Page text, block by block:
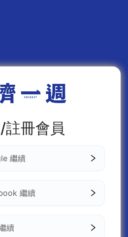
註冊會員
繼續
繼續
續